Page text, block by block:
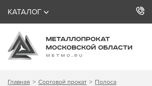
КАТАЛОГ
Главная Сортовой прокат Полоса